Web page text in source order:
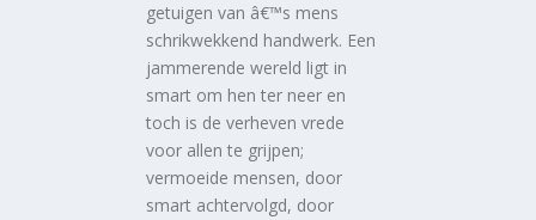
getuigen van â€™s mens
schrikwekkend handwerk. Een
jammerende wereld ligt in
smart om hen ter neer en
toch is de verheven vrede
voor allen te grijpen;
vermoeide mensen, door
smart achtervolgd, door